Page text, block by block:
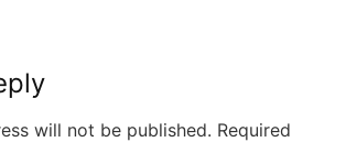
will not be published. Required